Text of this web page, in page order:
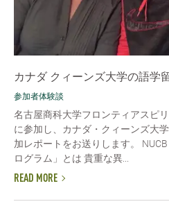
カナダ クィーンズ大学の語学
参加者体験談
名古屋商科大学フロンティアスピ
に参加し、カナダ・クィーンズ大
加レポートをお送りします。
ログラム」とは 貴重な異...
READ MORE